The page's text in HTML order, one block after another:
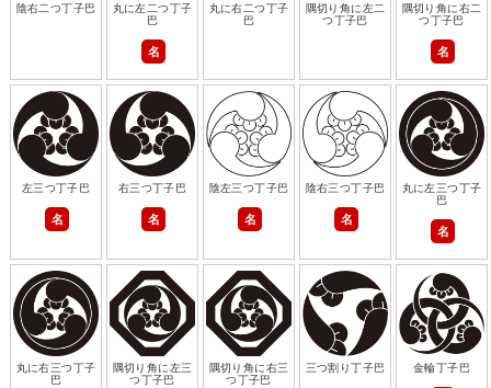
陰右二つ丁子巴
丸に左二つ丁子
巴
名
丸に右二つ丁子
巴
隅切り角に左二
つ丁子巴
隅切り角に右二
つ丁子巴
名
左三つ丁子巴
名
右三つ丁子巴
名
陰左三つ丁子巴
名
陰右三つ丁子巴
名
丸に左三つ丁子
巴
名
丸に右三つ丁子
巴
隅切り角に左三
つ丁子巴
隅切り角に右三
つ丁子巴
三つ割り丁子巴 金輪丁子巴